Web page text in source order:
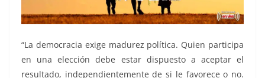
“La democracia exige madurez política. Quien participa
en una elección debe estar dispuesto a aceptar el
resultado, independientemente de si le favorece o no.